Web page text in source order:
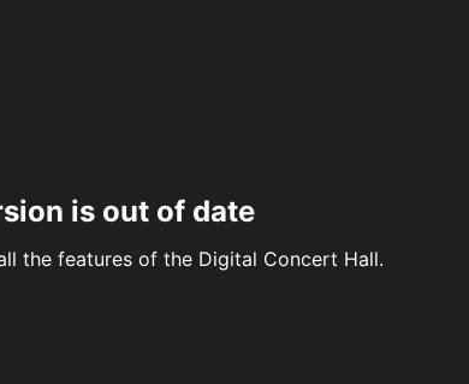
is out of date
the features of the Digital Concert Hall.